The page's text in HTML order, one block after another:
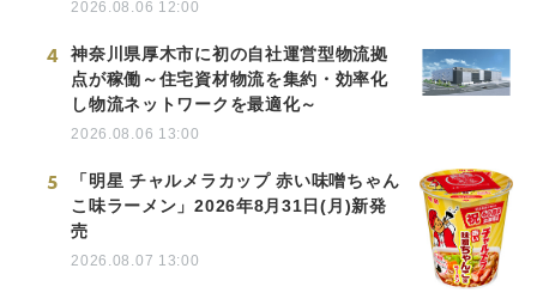
2026.08.06 12:00
4
神奈川県厚木市に初の自社運営型物流拠
点が稼働～住宅資材物流を集約・効率化
し物流ネットワークを最適化～
2026.08.06 13:00
5
「明星 チャルメラカップ 赤い味噌ちゃん
こ味ラーメン」2026年8月31日(月)新発
売
2026.08.07 13:00